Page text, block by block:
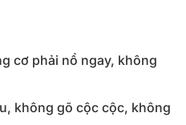
cơ phải nổ ngay, không
không gõ cộc cộc, không